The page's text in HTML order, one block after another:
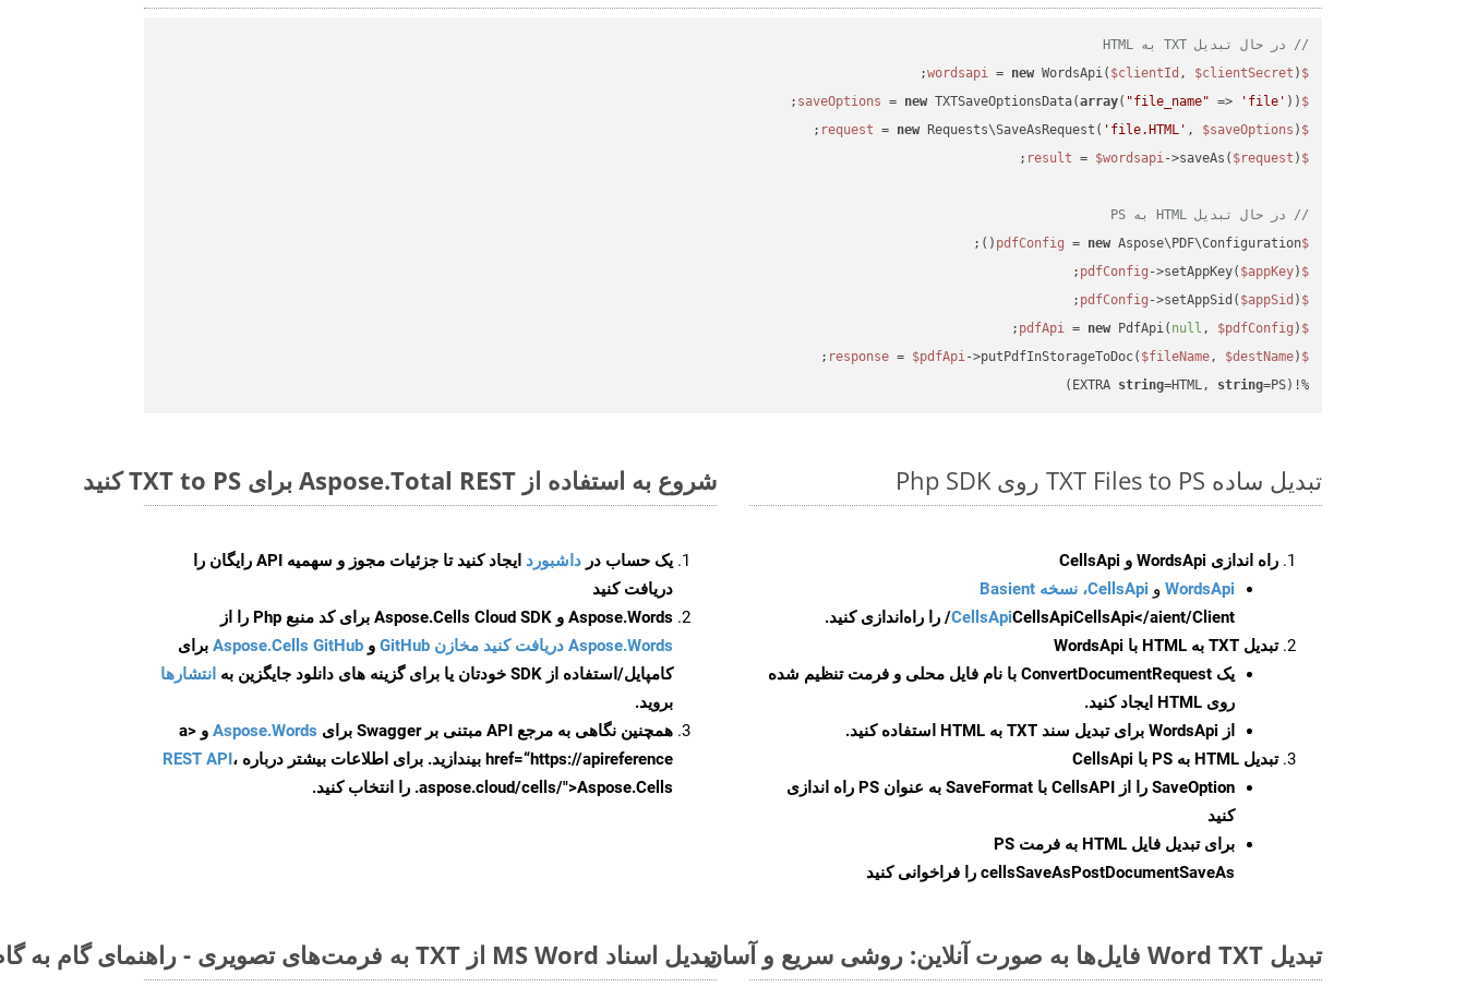
// در حال تبدیل TXT به HTML
$wordsapi
= new WordsApi( $clientId , $clientSecret );
$saveOptions
= new TXTSaveOptionsData(array( "file_name" => 'file' ));
$request
= new Requests\SaveAsRequest( 'file.HTML' , $saveOptions );
$result
= $wordsapi->saveAs( $request
// در حال تبدیل HTML به PS
$pdfConfig
= new Aspose\PDF\Configuration();
$pdfConfig
->setAppKey( $appKey);
$pdfConfig
->setAppSid( $appSid );
$pdfApi
= new PdfApi( null , $pdfConfig );
$response
= $pdfApi->putPdfInStorageToDoc( $fileName, $destName
%!(EXTRA
string=HTML, string=PS)
تبدیل ساده TXT Files to PS روی Php SDK
راه اندازی WordsApi و CellsApi
WordsApi و CellsApi، نسخه Basient
CellsApiCellsApiCellsApi</aient/Client/ را راه‌اندازی کنید.
تبدیل TXT به HTML با WordsApi
یک ConvertDocumentRequest با نام فایل محلی و فرمت تنظیم شده
روی HTML ایجاد کنید.
از WordsApi برای تبدیل سند TXT به HTML استفاده کنید.
تبدیل HTML به PS با CellsApi
SaveOption
را از CellsAPI با SaveFormat به عنوان PS راه اندازی
کنید
برای تبدیل فایل HTML به فرمت
PS
cellsSaveAsPostDocumentSaveAs را فراخوانی کنید
شروع به استفاده از Aspose.Total REST برای TXT to PS کنید
یک حساب در داشبورد
ایجاد کنید تا جزئیات مجوز و سهمیه API رایگان را
دریافت کنید
Aspose.Words و Aspose.Cells Cloud SDK برای کد منبع Php را از
Aspose.Words دریافت کنید مخازن GitHub
و Aspose.Cells GitHub برای
کامپایل/استفاده از SDK خودتان یا برای گزینه های دانلود جایگزین به
انتشارها
بروید.
همچنین نگاهی به مرجع API مبتنی بر Swagger برای
Aspose.Words
و <a
href=“https://apireference بیندازید. برای اطلاعات بیشتر درباره
REST API،
.aspose.cloud/cells/">Aspose.Cells را انتخاب کنید.
تبدیل Word TXT فایل‌ها به صورت آنلاین: روشی سریع و آسان تبدیل اسناد MS Word از TXT به فرمت‌های تصویری - راهنمای گام به گام